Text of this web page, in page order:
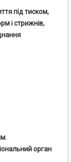
під тиском,
і стрижнів,
орган